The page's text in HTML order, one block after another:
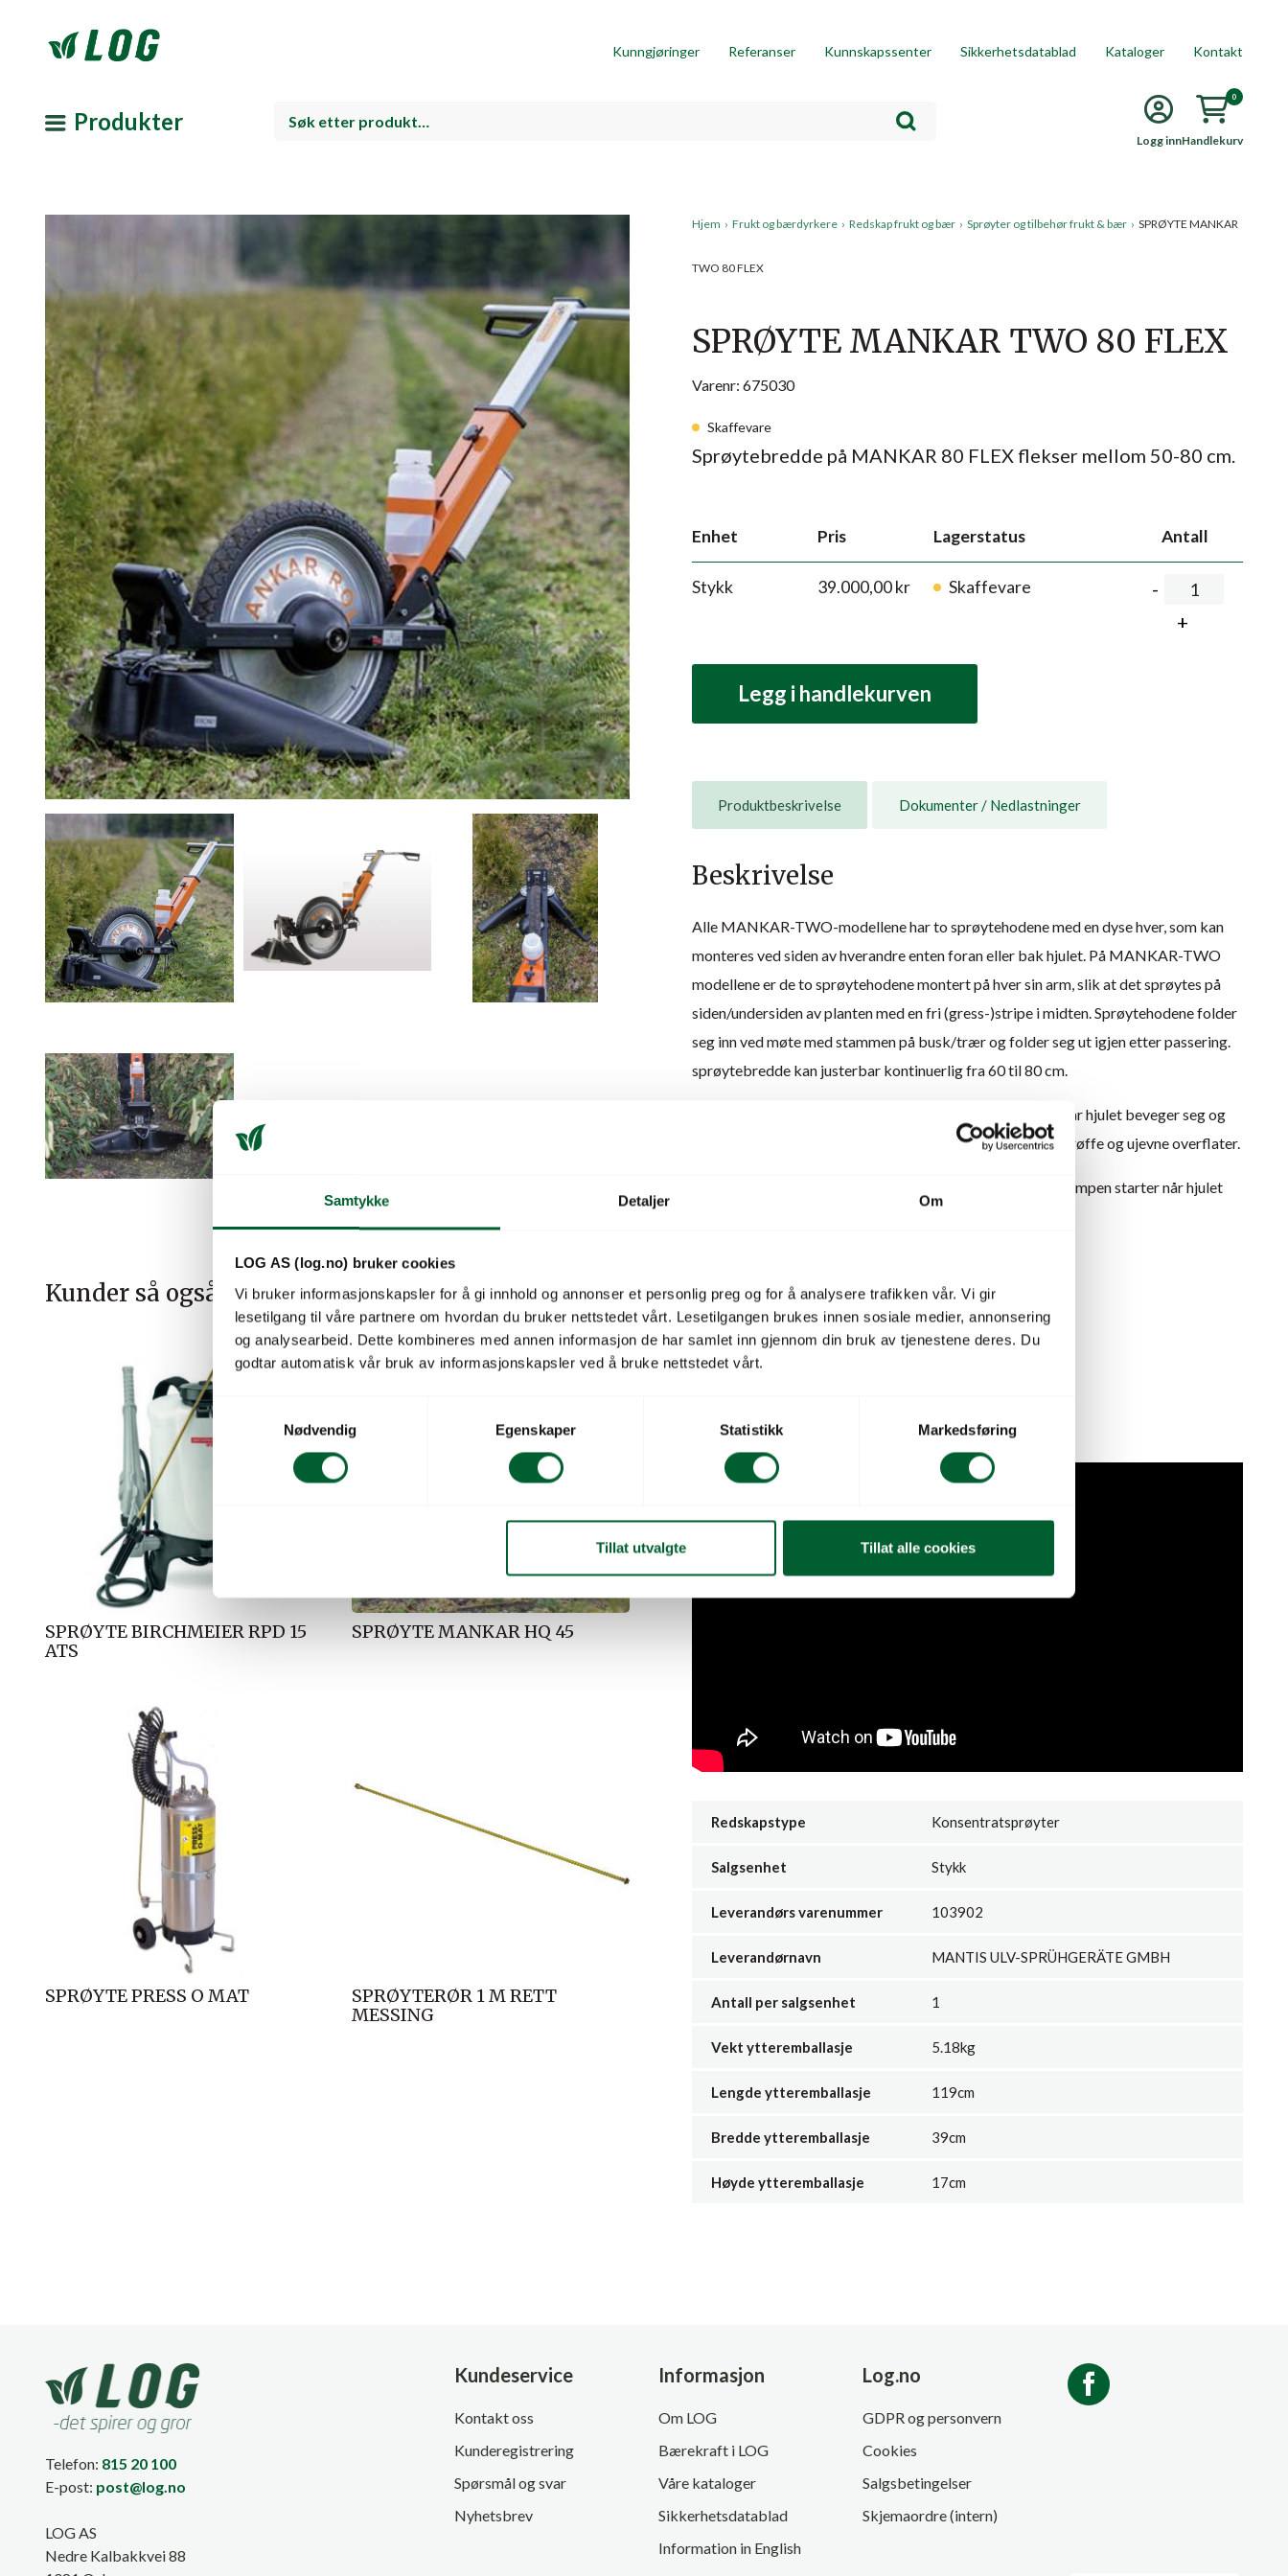
Samtykke Detaljer Om
LOG AS (log.no) bruker cookies
Vi bruker informasjonskapsler for å gi innhold og annonser et personlig preg og for å analysere trafikken vår. Vi gir
lesetilgang til våre partnere om hvordan du bruker nettstedet vårt. Lesetilgangen brukes innen sosiale medier, annonsering
og analysearbeid. Dette kombineres med annen informasjon de har samlet inn gjennom din bruk av tjenestene deres. Du
godtar automatisk vår bruk av informasjonskapsler ved å bruke nettstedet vårt.
S
k
e
v
l
Nødvendig Egenskaper Statistikk Markedsføring
Tillat utvalgte Tillat alle cookies
Kunngjøringer Referanser Kunnskapssenter Sikkerhetsdatablad Kataloger Kontakt
Produkter
Logg innHandlekurv
0
Kunder så også på
SPRØYTE BIRCHMEIER RPD 15
ATS
SPRØYTE MANKAR HQ 45
SPRØYTE PRESS O MAT
SPRØYTERØR 1 M RETT
MESSING
Hjem › Frukt og bærdyrkere › Redskap frukt og bær › Sprøyter og tilbehør frukt & bær › SPRØYTE MANKAR
TWO 80 FLEX
SPRØYTE MANKAR TWO 80 FLEX
Varenr: 675030
Skaffevare
Sprøytebredde på MANKAR 80 FLEX flekser mellom 50-80 cm.
Enhet Pris Lagerstatus Antall
Stykk 39.000,00kr Skaffevare
Legg i handlekurven
Produktbeskrivelse Dokumenter / Nedlastninger
Beskrivelse
Alle MANKAR-TWO-modellene har to sprøytehodene med en dyse hver, som kan
monteres ved siden av hverandre enten foran eller bak hjulet. På MANKAR-TWO
modellene er de to sprøytehodene montert på hver sin arm, slik at det sprøytes på
siden/undersiden av planten med en fri (gress-)stripe i midten. Sprøytehodene folder
seg inn ved møte med stammen på busk/trær og folder seg ut igjen etter passering.
sprøytebredde kan justerbar kontinuerlig fra 60 til 80 cm.
MANKAR 80 FLEX er utstyrt med en pumpe som starter når hjulet beveger seg og
stopper når hjulet står stille, hjulet er meget godt tilpasset røffe og ujevne overflater.
1 liter med konsentrat dekker er areal opptil 10.000 m2, pumpen starter når hjulet
Antall dyser: 2
Dosering: Hjuldriven pumpe
Beholderkapasitet: 1 liter
Dekningsområde: opptil 1 ha
Vekt: 24 kg
Redskapstype Konsentratsprøyter
Salgsenhet Stykk
Leverandørs varenummer 103902
Leverandørnavn MANTIS ULV-SPRÜHGERÄTE GMBH
Antall per salgsenhet 1
Vekt ytteremballasje 5.18kg
Lengde ytteremballasje 119cm
Bredde ytteremballasje 39cm
Høyde ytteremballasje 17cm
Telefon: 815 20 100
E-post: post@log.no
LOG AS
Nedre Kalbakkvei 88
Kundeservice
Kontakt oss
Kunderegistrering
Spørsmål og svar
Nyhetsbrev
Informasjon
Om LOG
Bærekraft i LOG
Våre kataloger
Sikkerhetsdatablad
Information in English
Log.no
GDPR og personvern
Cookies
Salgsbetingelser
Skjemaordre (intern)